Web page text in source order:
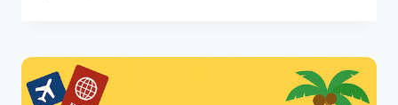
ン・
セ